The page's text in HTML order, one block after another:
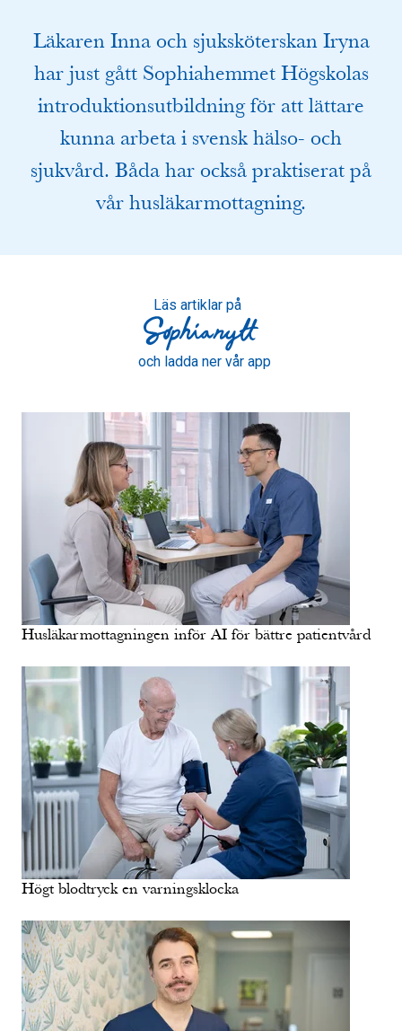
Läkaren Inna och sjuksköterskan Iryna
har just gått Sophiahemmet Högskolas
introduktionsutbildning för att lättare
kunna arbeta i svensk hälso- och
sjukvård. Båda har också praktiserat på
vår husläkarmottagning.
Läs artiklar på
och ladda ner vår app
Husläkarmottagningen inför AI för bättre patientvård
Högt blodtryck en varningsklocka